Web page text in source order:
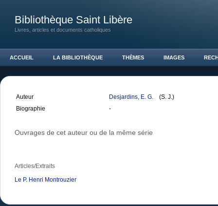
Bibliothèque Saint Libère
Livres, articles et documents catholiques
ACCUEIL LA BIBLIOTHÈQUE THÈMES IMAGES
Auteur Desjardins, E. G.
(S. J.)
Biographie
-
Ouvrages de cet auteur ou de la même série
Articles/Extraits
Le P. Henri Montrouzier